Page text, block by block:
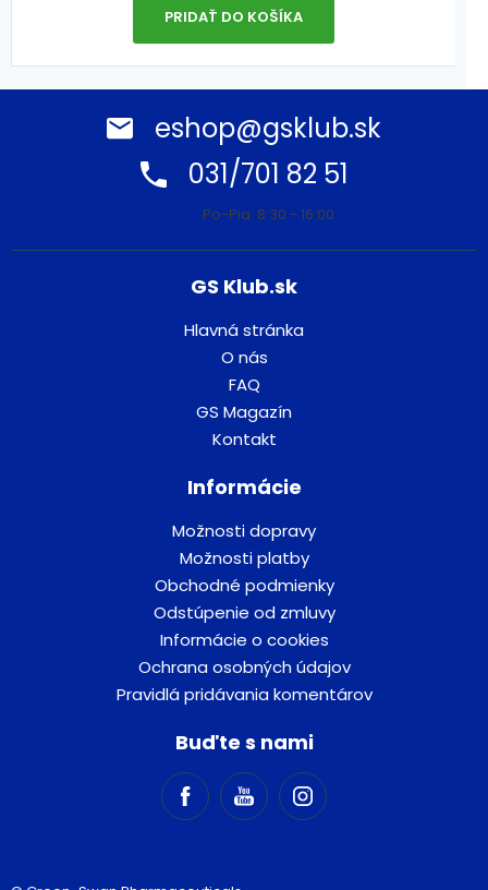
PRIDAŤ DO KOŠÍKA
eshop@gsklub.sk
031/701 82 51
Po-Pia: 8:30 - 16:00
GS Klub.sk
Hlavná stránka
O nás
FAQ
GS Magazín
Kontakt
Informácie
Možnosti dopravy
Možnosti platby
Obchodné podmienky
Odstúpenie od zmluvy
Informácie o cookies
Ochrana osobných údajov
Pravidlá pridávania komentárov
Buďte s nami